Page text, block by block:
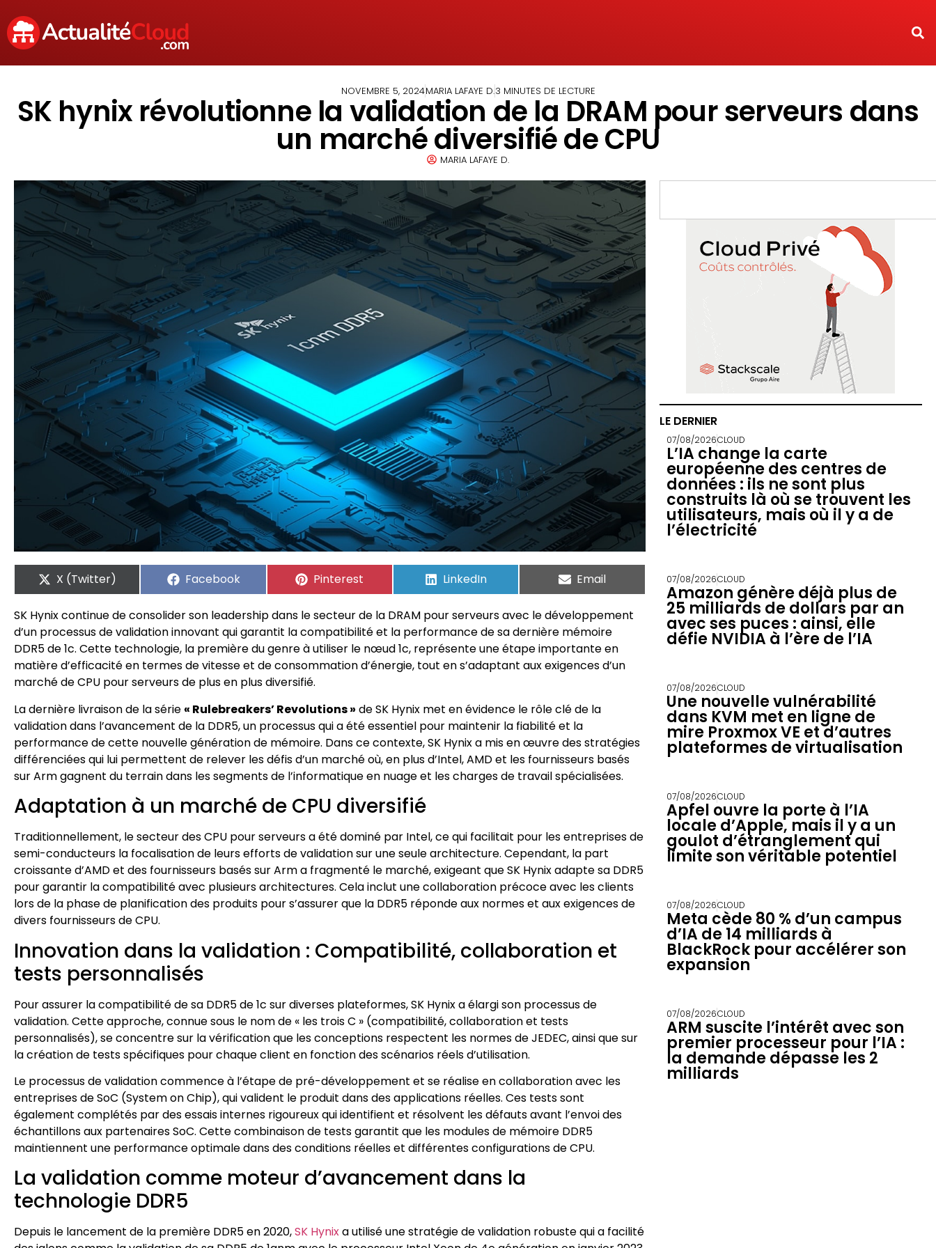
NOVEMBRE 5, 2024MARIA LAFAYE D.3 MINUTES DE LECTURE
SK hynix révolutionne la validation de la DRAM pour serveurs dans
un marché diversifié de CPU
MARIA LAFAYE D.
X (Twitter) Facebook Pinterest LinkedIn Email
SK Hynix continue de consolider son leadership dans le secteur de la DRAM pour serveurs avec le développement
d’un processus de validation innovant qui garantit la compatibilité et la performance de sa dernière mémoire
DDR5 de 1c. Cette technologie, la première du genre à utiliser le nœud 1c, représente une étape importante en
matière d’efficacité en termes de vitesse et de consommation d’énergie, tout en s’adaptant aux exigences d’un
marché de CPU pour serveurs de plus en plus diversifié.
La dernière livraison de la série « Rulebreakers’ Revolutions » de SK Hynix met en évidence le rôle clé de la
validation dans l’avancement de la DDR5, un processus qui a été essentiel pour maintenir la fiabilité et la
performance de cette nouvelle génération de mémoire. Dans ce contexte, SK Hynix a mis en œuvre des stratégies
différenciées qui lui permettent de relever les défis d’un marché où, en plus d’Intel, AMD et les fournisseurs basés
sur Arm gagnent du terrain dans les segments de l’informatique en nuage et les charges de travail spécialisées.
Adaptation à un marché de CPU diversifié
Traditionnellement, le secteur des CPU pour serveurs a été dominé par Intel, ce qui facilitait pour les entreprises de
semi-conducteurs la focalisation de leurs efforts de validation sur une seule architecture. Cependant, la part
croissante d’AMD et des fournisseurs basés sur Arm a fragmenté le marché, exigeant que SK Hynix adapte sa DDR5
pour garantir la compatibilité avec plusieurs architectures. Cela inclut une collaboration précoce avec les clients
lors de la phase de planification des produits pour s’assurer que la DDR5 réponde aux normes et aux exigences de
divers fournisseurs de CPU.
Innovation dans la validation : Compatibilité, collaboration et
tests personnalisés
Pour assurer la compatibilité de sa DDR5 de 1c sur diverses plateformes, SK Hynix a élargi son processus de
validation. Cette approche, connue sous le nom de « les trois C » (compatibilité, collaboration et tests
personnalisés), se concentre sur la vérification que les conceptions respectent les normes de JEDEC, ainsi que sur
la création de tests spécifiques pour chaque client en fonction des scénarios réels d’utilisation.
Le processus de validation commence à l’étape de pré-développement et se réalise en collaboration avec les
entreprises de SoC (System on Chip), qui valident le produit dans des applications réelles. Ces tests sont
également complétés par des essais internes rigoureux qui identifient et résolvent les défauts avant l’envoi des
échantillons aux partenaires SoC. Cette combinaison de tests garantit que les modules de mémoire DDR5
maintiennent une performance optimale dans des conditions réelles et différentes configurations de CPU.
La validation comme moteur d’avancement dans la
technologie DDR5
Depuis le lancement de la première DDR5 en 2020,SK Hynixa utilisé une stratégie de validation robuste qui a facilité
LE DERNIER
07/08/2026CLOUD
L’IA change la carte
européenne des centres de
données : ils ne sont plus
construits là où se trouvent les
utilisateurs, mais où il y a de
l’électricité
07/08/2026CLOUD
Amazon génère déjà plus de
25 milliards de dollars par an
avec ses puces : ainsi, elle
défie NVIDIA à l’ère de l’IA
07/08/2026CLOUD
Une nouvelle vulnérabilité
dans KVM met en ligne de
mire Proxmox VE et d’autres
plateformes de virtualisation
07/08/2026CLOUD
Apfel ouvre la porte à l’IA
locale d’Apple, mais il y a un
goulot d’étranglement qui
limite son véritable potentiel
07/08/2026CLOUD
Meta cède 80 % d’un campus
d’IA de 14 milliards à
BlackRock pour accélérer son
expansion
07/08/2026CLOUD
ARM suscite l’intérêt avec son
premier processeur pour l’IA :
la demande dépasse les 2
milliards